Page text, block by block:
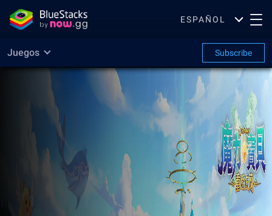
ESPAÑOL
Juegos Subscribe